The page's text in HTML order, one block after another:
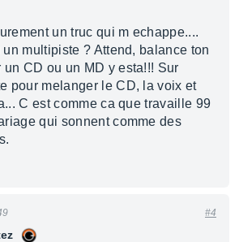
un truc qui m echappe....
multipiste ? Attend, balance ton
un CD ou un MD y esta!!! Sur
pour melanger le CD, la voix et
C est comme ca que travaille 99
qui sonnent comme des
#4